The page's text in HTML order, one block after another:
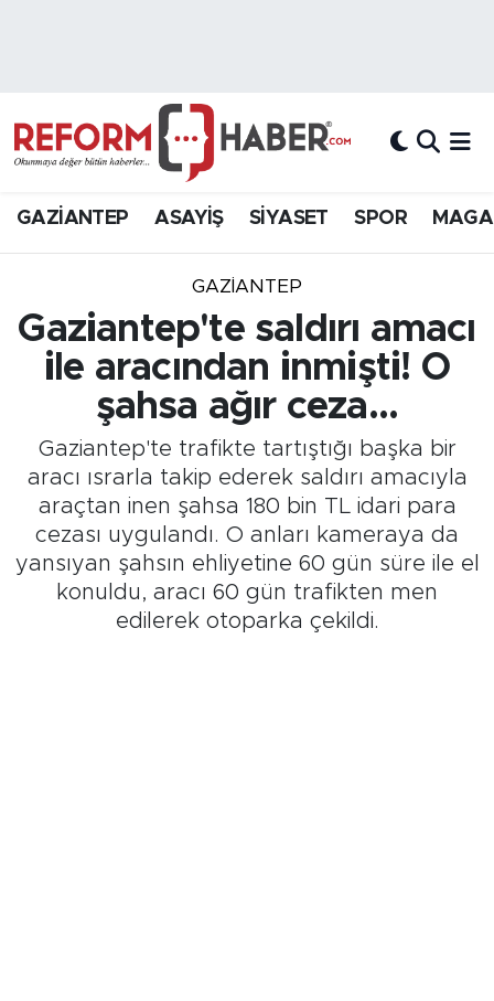
GAZİANTEP ASAYİŞ SİYASET SPOR
GAZIANTEP
Gaziantep'te saldırı amacı
ile aracından inmişti! O
şahsa ağır ceza...
Gaziantep'te trafikte tartıştığı başka bir
aracı ısrarla takip ederek saldırı amacıyla
araçtan inen şahsa 180 bin TL idari para
cezası uygulandı. O anları kameraya da
yansıyan şahsın ehliyetine 60 gün süre ile el
konuldu, aracı 60 gün trafikten men
edilerek otoparka çekildi.
Hava Durumu
Süper Lig Puan Durumu ve Fikstür
Tüm Manşetler
Son Dakika Haberleri
Haber Arşivi